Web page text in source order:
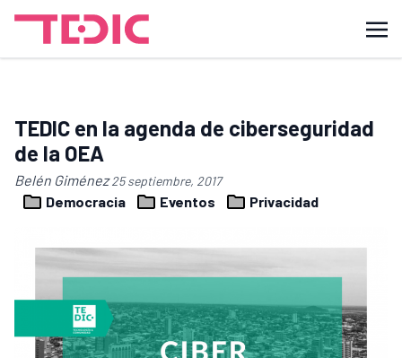
TEDIC en la agenda de ciberseguridad
de la OEA
Belén Giménez25 septiembre, 2017
Democracia Eventos Privacidad